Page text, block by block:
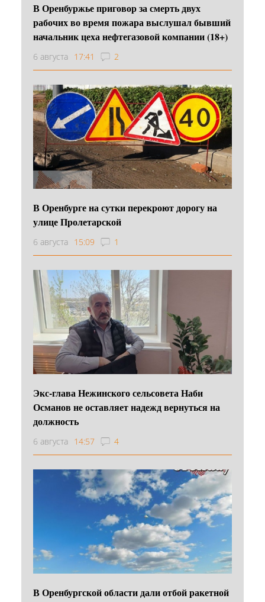
В Оренбуржье приговор за смерть двух
рабочих во время пожара выслушал бывший
начальник цеха нефтегазовой компании (18+)
6 августа 17:41 2
В Оренбурге на сутки перекроют дорогу на
улице Пролетарской
6 августа 15:09 1
Экс-глава Нежинского сельсовета Наби
Османов не оставляет надежд вернуться на
должность
6 августа 14:57 4
В Оренбургской области дали отбой ракетной